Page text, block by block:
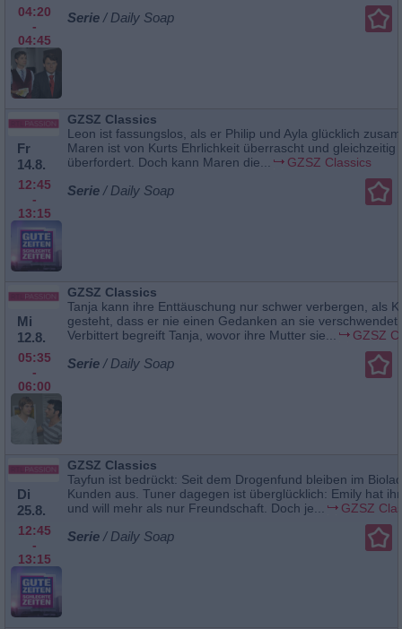
04:20
-
04:45
Serie / Daily Soap
Fr
14.8.
12:45
-
13:15
GZSZ Classics
Leon ist fassungslos, als er Philip und Ayla glücklich
Maren ist von Kurts Ehrlichkeit überrascht und gleichzeitig
überfordert. Doch kann Maren die...
GZSZ Classics
Serie / Daily Soap
Mi
12.8.
05:35
-
06:00
GZSZ Classics
Tanja kann ihre Enttäuschung nur schwer verbergen, als
gesteht, dass er nie einen Gedanken an sie verschwendet
Verbittert begreift Tanja, wovor ihre Mutter sie...
GZSZ
Serie / Daily Soap
Di
25.8.
12:45
-
13:15
GZSZ Classics
Tayfun ist bedrückt: Seit dem Drogenfund bleiben im
Kunden aus. Tuner dagegen ist überglücklich: Emily hat
und will mehr als nur Freundschaft. Doch je...
GZSZ
Serie / Daily Soap